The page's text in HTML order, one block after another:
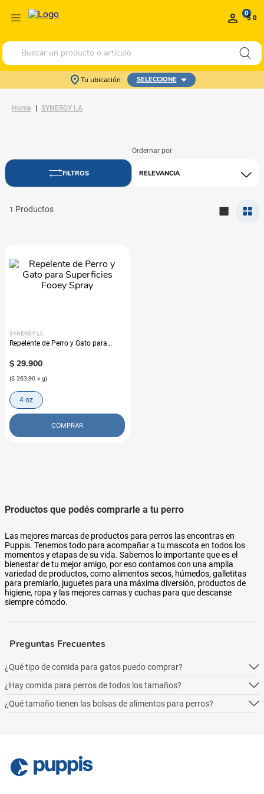
0$ 0
Buscar un producto o artículo
Tu ubicación: SELECCIONE
SYNERGY LA
RELEVANCIA
1
SYNERGY LA
Repelente de Perro y Gato para
$ 29.900
($ 263,90 x g)
4 oz
COMPRAR
Productos que podés comprarle a tu perro
Las mejores marcas de productos para perros las encontras en
Puppis. Tenemos todo para acompañar a tu mascota en todos los
momentos y etapas de su vida. Sabemos lo importante que es el
bienestar de tu mejor amigo, por eso contamos con una amplia
variedad de productos, como alimentos secos, húmedos, galletitas
para premiarlo, juguetes para una máxima diversión, productos de
higiene, ropa y las mejores camas y cuchas para que descanse
siempre cómodo.
Preguntas Frecuentes
¿Qué tipo de comida para gatos puedo comprar?
Podés comprar online 5 tipos: alimento seco para perros, alimento
húmedo, alimento medicado, para necesidades especialesy alimentos
¿Hay comida para perros de todos los tamaños?
Podés comprar online 5 tipos: alimento seco para perros, alimento
¿Qué tamaño tienen las bolsas de alimentos para perros?